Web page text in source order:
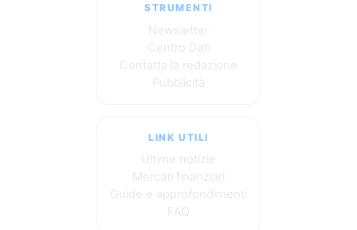
STRUMENTI
Newsletter
Centro Dati
Contatta la redazione
Pubblicità
LINK UTILI
Ultime notizie
Mercati finanziari
Guide e approfondimenti
FAQ